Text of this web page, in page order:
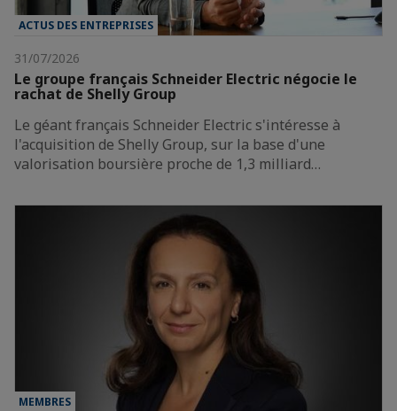
ACTUS DES ENTREPRISES
31/07/2026
Le groupe français Schneider Electric négocie le
rachat de Shelly Group
Le géant français Schneider Electric s'intéresse à
l'acquisition de Shelly Group, sur la base d'une
valorisation boursière proche de 1,3 milliard…
MEMBRES